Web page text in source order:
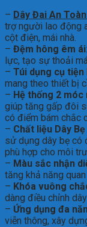
– Dây Đai An
trợ người lao động
cột điện, mái nhà.
– Đệm hông êm ái
lực, tạo sự thoải
– Túi dụng cụ tiện
mang theo thiết bị
– Hệ thống 2 móc
giúp tăng gấp đôi
có điểm bám chắc
– Chất liệu Dây
sử dụng dây bẹ có
phù hợp cho môi
– Màu sắc nhận
tăng khả năng
– Khóa vuông
dàng điều chỉnh
– Ứng dụng đa
viễn thông, xây